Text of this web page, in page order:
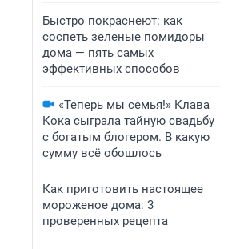
Быстро покраснеют: как
соспеть зеленые помидоры
дома — пять самых
эффективных способов
«Теперь мы семья!» Клава
Кока сыграла тайную свадьбу
с богатым блогером. В какую
сумму всё обошлось
Как приготовить настоящее
мороженое дома: 3
проверенных рецепта